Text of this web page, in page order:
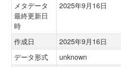
メタデータ
最終更新日
時
2025年9月16日
作成日
2025年9月16日
データ形式
unknown